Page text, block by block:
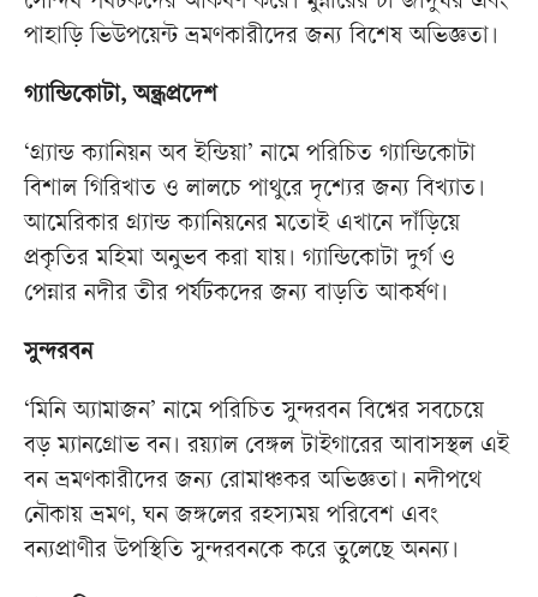
পাহাড়ি ভিউপয়েন্ট ভ্রমণকারীদের জন্য বিশেষ অভিজ্ঞতা।
গ্যান্ডিকোটা, অন্ধ্রপ্রদেশ
‘গ্র্যান্ড ক্যানিয়ন অব ইন্ডিয়া’ নামে পরিচিত গ্যান্ডিকোটা
বিশাল গিরিখাত ও লালচে পাথুরে দৃশ্যের জন্য বিখ্যাত।
আমেরিকার গ্র্যান্ড ক্যানিয়নের মতোই এখানে দাঁড়িয়ে
প্রকৃতির মহিমা অনুভব করা যায়। গ্যান্ডিকোটা দুর্গ ও
পেন্নার নদীর তীর পর্যটকদের জন্য বাড়তি আকর্ষণ।
সুন্দরবন
‘মিনি অ্যামাজন’ নামে পরিচিত সুন্দরবন বিশ্বের সবচেয়ে
বড় ম্যানগ্রোভ বন। রয়্যাল বেঙ্গল টাইগারের আবাসস্থল এই
বন ভ্রমণকারীদের জন্য রোমাঞ্চকর অভিজ্ঞতা। নদীপথে
নৌকায় ভ্রমণ, ঘন জঙ্গলের রহস্যময় পরিবেশ এবং
বন্যপ্রাণীর উপস্থিতি সুন্দরবনকে করে তুলেছে অনন্য।